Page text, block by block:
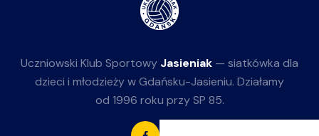
Uczniowski Klub Sportowy Jasieniak — siatkówka dla
dzieci i młodzieży w Gdańsku-Jasieniu. Działamy
od 1996 roku przy SP 85.